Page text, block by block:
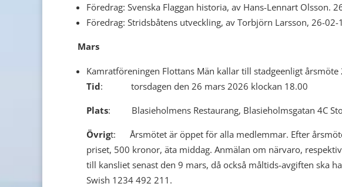
Föredrag: Svenska Flaggan historia, av Hans-Lennart
Föredrag: Stridsbåtens utveckling, av Torbjörn Larsson, 26-
Mars
Kamratföreningen Flottans Män kallar till stadgeenligt årsmöte
Tid: torsdagen den 26 mars 2026 klockan 18.00
Plats: Blasieholmens Restaurang, Blasieholmsgatan 4C
Övrigt: Årsmötet är öppet för alla medlemmar. Efter
priset, 500 kronor, äta middag. Anmälan om närvaro,
till kansliet senast den 9 mars, då också måltids-avgiften ska
Swish 1234 492 211.